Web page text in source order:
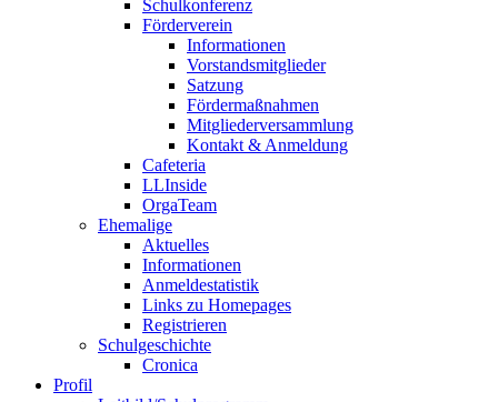
Schulkonferenz
Förderverein
Informationen
Vorstandsmitglieder
Satzung
Fördermaßnahmen
Mitgliederversammlung
Kontakt & Anmeldung
Cafeteria
LLInside
OrgaTeam
Ehemalige
Aktuelles
Informationen
Anmeldestatistik
Links zu Homepages
Registrieren
Schulgeschichte
Cronica
Profil